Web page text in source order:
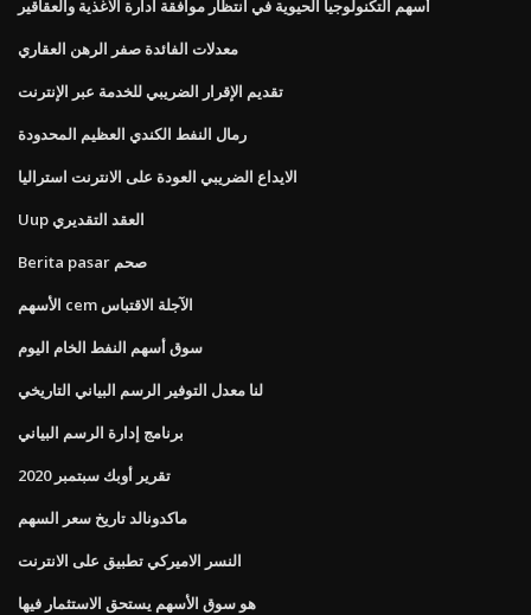
أسهم التكنولوجيا الحيوية في انتظار موافقة ادارة الاغذية والعقاقير
معدلات الفائدة صفر الرهن العقاري
تقديم الإقرار الضريبي للخدمة عبر الإنترنت
رمال النفط الكندي العظيم المحدودة
الايداع الضريبي العودة على الانترنت استراليا
Uup العقد التقديري
Berita pasar صحم
الأسهم cem الآجلة الاقتباس
سوق أسهم النفط الخام اليوم
لنا معدل التوفير الرسم البياني التاريخي
برنامج إدارة الرسم البياني
تقرير أوبك سبتمبر 2020
ماكدونالد تاريخ سعر السهم
النسر الاميركي تطبيق على الانترنت
هو سوق الأسهم يستحق الاستثمار فيها